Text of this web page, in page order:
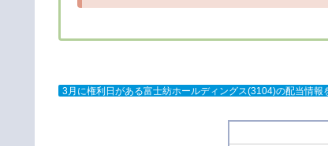
3月に権利日がある富士紡ホールディングス(3104)の配当情報